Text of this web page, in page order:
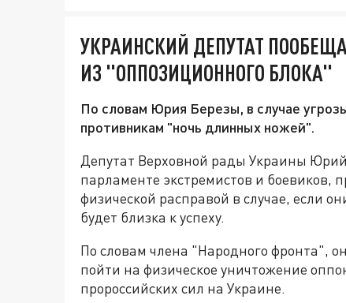
УКРАИНСКИЙ ДЕПУТАТ
ИЗ "ОППОЗИЦИОННОГО БЛОКА"
По словам Юрия Березы, в случае
противникам "ночь длинных ножей".
Депутат Верховной рады Украины
парламенте экстремистов и боевиков,
физической расправой в случае, если
будет близка к успеху.
По словам члена "Народного фронта",
пойти на физическое уничтожение
пророссийских сил на Украине.